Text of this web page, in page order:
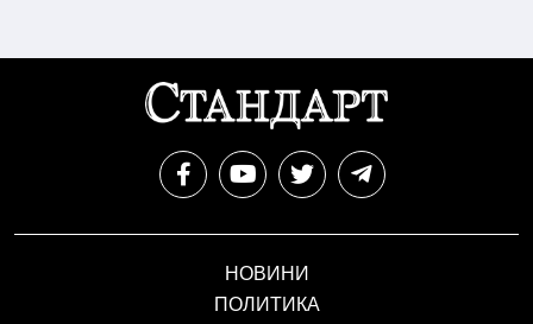
НОВИНИ
ПОЛИТИКА